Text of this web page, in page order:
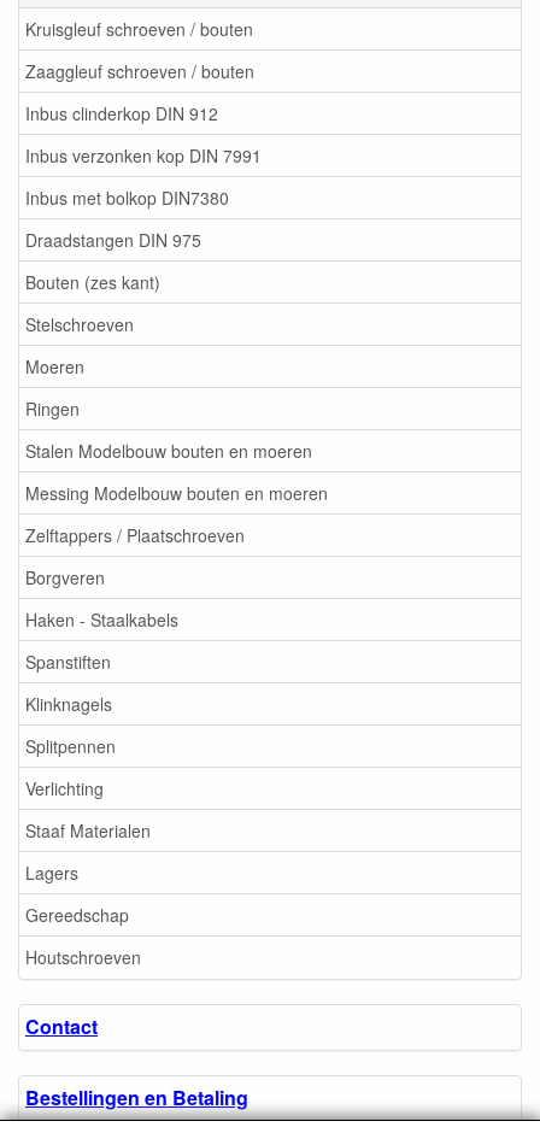
Kruisgleuf schroeven / bouten
Zaaggleuf schroeven / bouten
Inbus clinderkop DIN 912
Inbus verzonken kop DIN 7991
Inbus met bolkop DIN7380
Draadstangen DIN 975
Bouten (zes kant)
Stelschroeven
Moeren
Ringen
Stalen Modelbouw bouten en moeren
Messing Modelbouw bouten en moeren
Zelftappers / Plaatschroeven
Borgveren
Haken - Staalkabels
Spanstiften
Klinknagels
Splitpennen
Verlichting
Staaf Materialen
Lagers
Gereedschap
Houtschroeven
Contact
Bestellingen en Betaling